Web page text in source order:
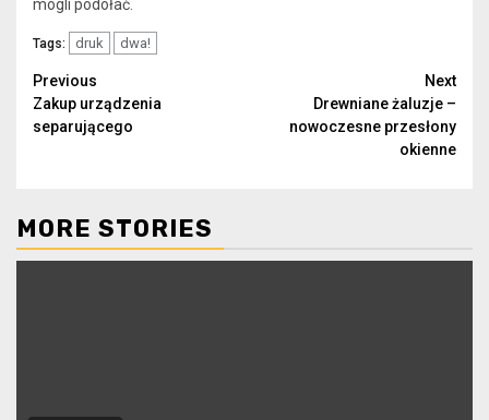
mogli podołać.
Tags: druk dwa!
Continue
Reading
Previous
Zakup urządzenia
separującego
Next
Drewniane żaluzje –
nowoczesne przesłony
okienne
MORE STORIES